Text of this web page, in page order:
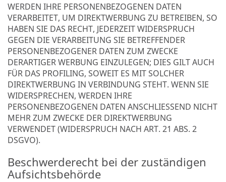
WERDEN IHRE PERSONENBEZOGENEN DATEN
VERARBEITET, UM DIREKTWERBUNG ZU BETREIBEN, SO
HABEN SIE DAS RECHT, JEDERZEIT WIDERSPRUCH
GEGEN DIE VERARBEITUNG SIE BETREFFENDER
PERSONENBEZOGENER DATEN ZUM ZWECKE
DERARTIGER WERBUNG EINZULEGEN; DIES GILT AUCH
FÜR DAS PROFILING, SOWEIT ES MIT SOLCHER
DIREKTWERBUNG IN VERBINDUNG STEHT. WENN SIE
WIDERSPRECHEN, WERDEN IHRE
PERSONENBEZOGENEN DATEN ANSCHLIESSEND NICHT
MEHR ZUM ZWECKE DER DIREKTWERBUNG
VERWENDET (WIDERSPRUCH NACH ART. 21 ABS. 2
DSGVO).
Beschwerde­recht bei der zuständigen
Aufsichts­behörde